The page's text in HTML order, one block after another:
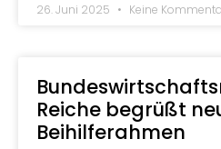
26. Juni 2025 Keine
Reiche begrüßt
Beihilferahmen